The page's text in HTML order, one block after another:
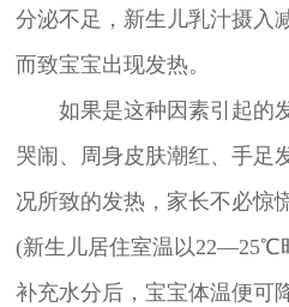
分泌不足，新生儿乳汁摄入
而致宝宝出现发热。
如果是这种因素引起的发
哭闹、周身皮肤潮红、手足
况所致的发热，家长不必惊
(新生儿居住室温以22—25℃
补充水分后，宝宝体温便可